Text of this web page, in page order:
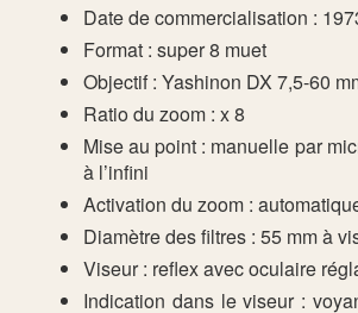
Date de commercialisation :
Format : super 8 muet
Objectif : Yashinon DX 7,5-60
Ratio du zoom : x 8
Mise au point : manuelle par
à l’infini
Activation du zoom :
Diamètre des filtres : 55 mm à
Viseur : reflex avec oculaire
Indication dans le viseur :